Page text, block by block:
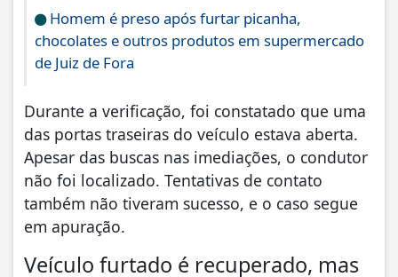
Homem é preso após furtar picanha,
chocolates e outros produtos em supermercado
de Juiz de Fora
Durante a verificação, foi constatado que uma
das portas traseiras do veículo estava aberta.
Apesar das buscas nas imediações, o condutor
não foi localizado. Tentativas de contato
também não tiveram sucesso, e o caso segue
em apuração.
Veículo furtado é recuperado, mas